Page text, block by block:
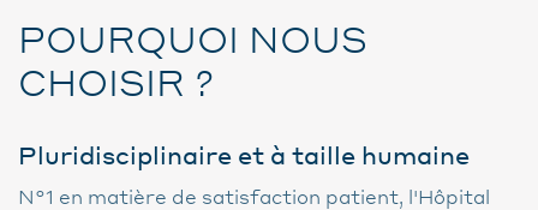
POURQUOI NOUS
CHOISIR ?
Pluridisciplinaire et à taille humaine
N°1 en matière de satisfaction patient, l'Hôpital